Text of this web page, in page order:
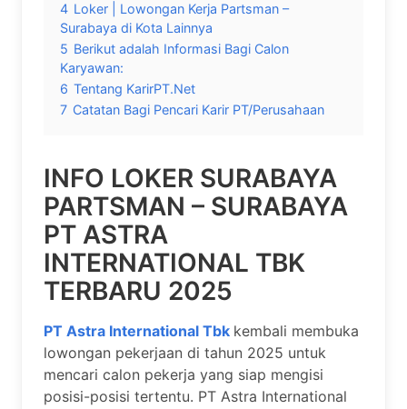
4 Loker | Lowongan Kerja Partsman –
Surabaya di Kota Lainnya
5 Berikut adalah Informasi Bagi Calon
Karyawan:
6 Tentang KarirPT.Net
7 Catatan Bagi Pencari Karir PT/Perusahaan
INFO LOKER SURABAYA
PARTSMAN – SURABAYA
PT ASTRA
INTERNATIONAL TBK
TERBARU 2025
PT Astra International Tbk kembali membuka
lowongan pekerjaan di tahun 2025 untuk
mencari calon pekerja yang siap mengisi
posisi-posisi tertentu. PT Astra International